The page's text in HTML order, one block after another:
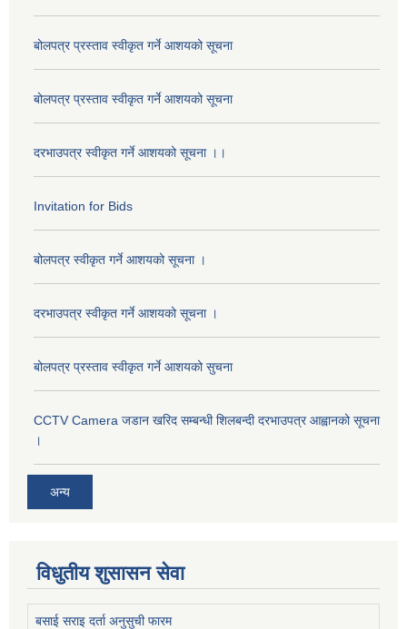
बोलपत्र प्रस्ताव स्वीकृत गर्ने आशयको सूचना
बोलपत्र प्रस्ताव स्वीकृत गर्ने आशयको सूचना
दरभाउपत्र स्वीकृत गर्ने आशयको सूचना ।।
Invitation for Bids
बोलपत्र स्वीकृत गर्ने आशयको सूचना ।
दरभाउपत्र स्वीकृत गर्ने आशयको सूचना ।
बोलपत्र प्रस्ताव स्वीकृत गर्ने आशयको सुचना
CCTV Camera जडान खरिद सम्बन्धी शिलबन्दी दरभाउपत्र आह्वानको सूचना
।
अन्य
विधुतीय शुसासन सेवा
बसाई सराइ दर्ता अनुसुची फारम